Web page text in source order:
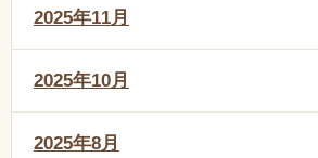
2025年11月
2025年10月
2025年8月